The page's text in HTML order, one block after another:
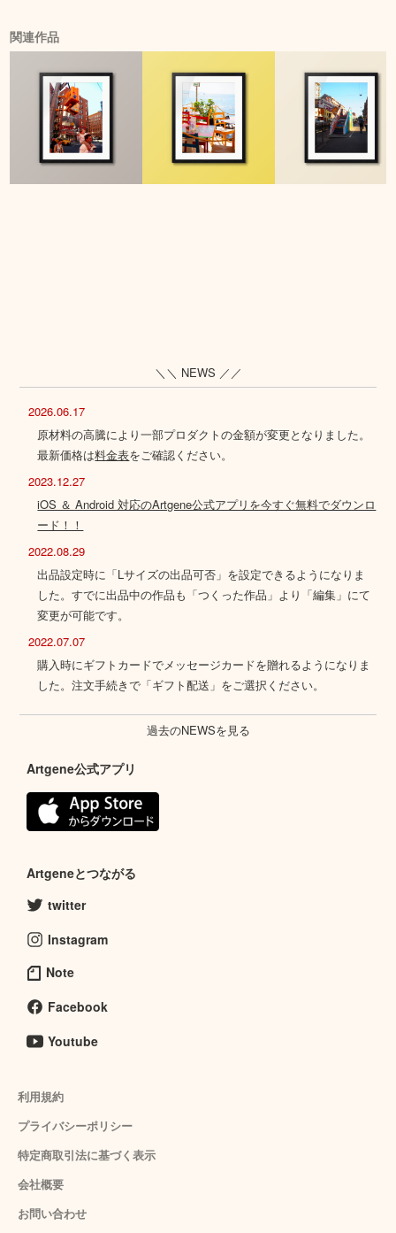
関連作品
＼＼ NEWS ／／
2026.06.17
原材料の高騰により一部プロダクトの金額が変更となりました。
最新価格は料金表をご確認ください。
2023.12.27
iOS ＆ Android 対応のArtgene公式アプリを今すぐ無料でダウンロ
ード！！
2022.08.29
出品設定時に「Lサイズの出品可否」を設定できるようになりま
した。すでに出品中の作品も「つくった作品」より「編集」にて
変更が可能です。
2022.07.07
購入時にギフトカードでメッセージカードを贈れるようになりま
した。注文手続きで「ギフト配送」をご選択ください。
過去のNEWSを見る
Artgene公式アプリ
Artgeneとつながる
twitter
Instagram
Note
Facebook
Youtube
利用規約
プライバシーポリシー
特定商取引法に基づく表示
会社概要
お問い合わせ